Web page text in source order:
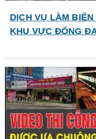
DỊCH VỤ LÀM
KHU VỰC ĐỐNG